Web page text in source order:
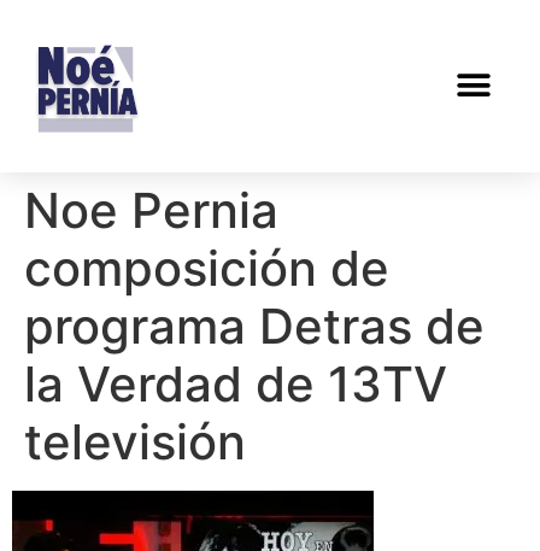
Noe Pernia
composición de
programa Detras de
la Verdad de 13TV
televisión